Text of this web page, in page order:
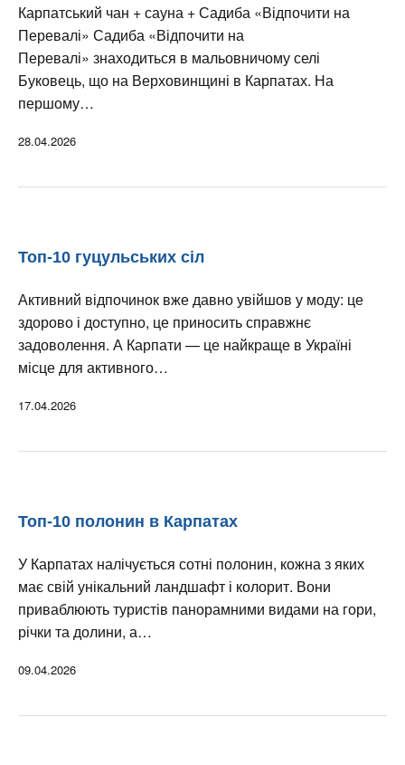
Карпатський чан + сауна + Садиба «Відпочити на
Перевалі» Садиба «Відпочити на
Перевалі» знаходиться в мальовничому селі
Буковець, що на Верховинщині в Карпатах. На
першому…
28.04.2026
Топ-10 гуцульських сіл
Активний відпочинок вже давно увійшов у моду: це
здорово і доступно, це приносить справжнє
задоволення. А Карпати — це найкраще в Україні
місце для активного…
17.04.2026
Топ-10 полонин в Карпатах
У Карпатах налічується сотні полонин, кожна з яких
має свій унікальний ландшафт і колорит. Вони
приваблюють туристів панорамними видами на гори,
річки та долини, а…
09.04.2026